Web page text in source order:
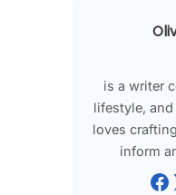
is a writer
lifestyle,
loves
inform
Facebook